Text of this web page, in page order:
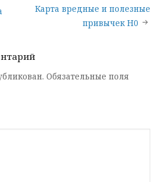
Карта вредные и полезные
привычек Н0
Обязательные поля